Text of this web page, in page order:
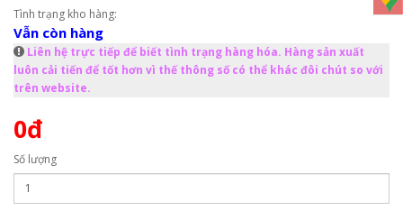
Tình trạng kho hàng:
Vẫn còn hàng
Liên hệ trực tiếp để biết tình trạng hàng hóa. Hàng sản xuất
luôn cải tiến để tốt hơn vì thế thông số có thể khác đôi chút so với
trên website.
0đ
Số lượng